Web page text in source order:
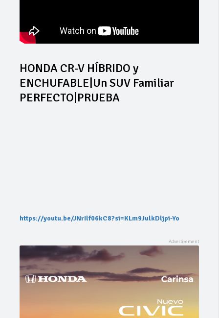
HONDA CR-V HÍBRIDO y
ENCHUFABLE|Un SUV Familiar
PERFECTO|PRUEBA
https://youtu.be/JNrIlf06kC8?si=KLm9JulkDljpi-Yo